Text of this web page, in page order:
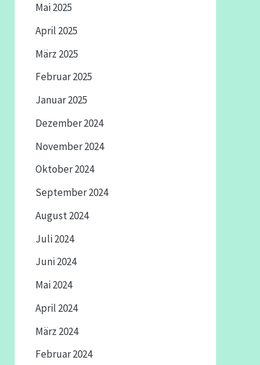
Mai 2025
April 2025
März 2025
Februar 2025
Januar 2025
Dezember 2024
November 2024
Oktober 2024
September 2024
August 2024
Juli 2024
Juni 2024
Mai 2024
April 2024
März 2024
Februar 2024